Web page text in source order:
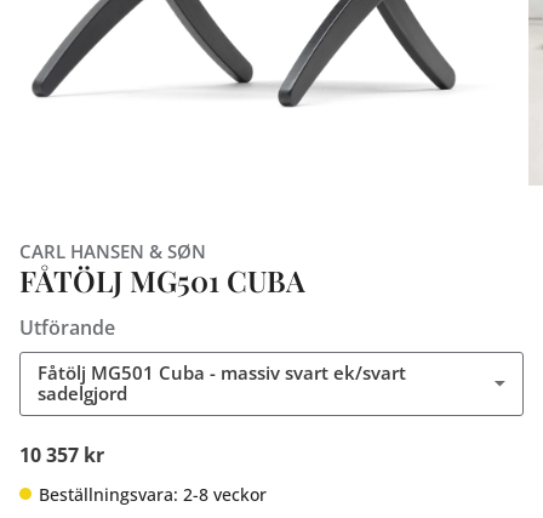
CARL HANSEN & SØN
FÅTÖLJ MG501 CUBA
Utförande
Fåtölj MG501 Cuba - massiv svart ek/svart
sadelgjord
10 357 kr
Beställningsvara: 2-8 veckor